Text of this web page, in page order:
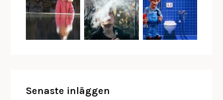
Senaste inläggen